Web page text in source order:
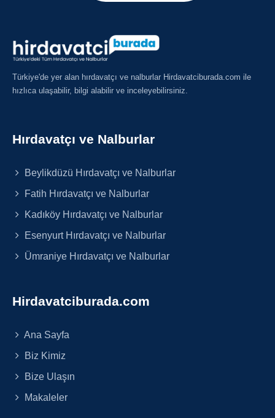
Türkiye'de yer alan hırdavatçı ve nalburlar Hirdavatciburada.com ile
hızlıca ulaşabilir, bilgi alabilir ve inceleyebilirsiniz.
Hırdavatçı ve Nalburlar
Beylikdüzü Hırdavatçı ve Nalburlar
Fatih Hırdavatçı ve Nalburlar
Kadıköy Hırdavatçı ve Nalburlar
Esenyurt Hırdavatçı ve Nalburlar
Ümraniye Hırdavatçı ve Nalburlar
Hirdavatciburada.com
Ana Sayfa
Biz Kimiz
Bize Ulaşın
Makaleler